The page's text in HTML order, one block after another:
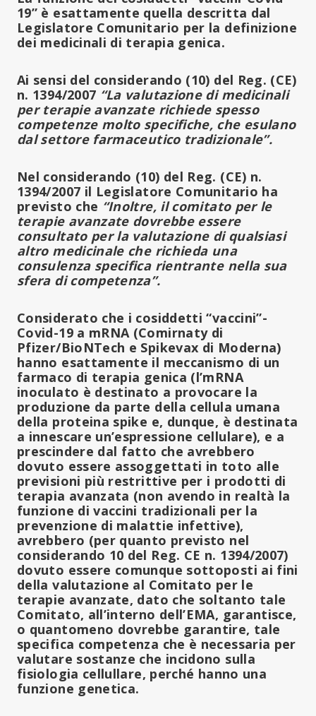
19” è esattamente quella descritta dal
Legislatore Comunitario per la definizione
dei medicinali di terapia genica.
Ai sensi del considerando (10) del Reg. (CE)
n. 1394/2007 “La valutazione di medicinali
per terapie avanzate richiede spesso
competenze molto specifiche, che esulano
dal settore farmaceutico tradizionale”.
Nel considerando (10) del Reg. (CE) n.
1394/2007 il Legislatore Comunitario ha
previsto che “Inoltre, il comitato per le
terapie avanzate dovrebbe essere
consultato per la valutazione di qualsiasi
altro medicinale che richieda una
consulenza specifica rientrante nella sua
sfera di competenza”.
Considerato che i cosiddetti “vaccini”-
Covid-19 a mRNA (Comirnaty di
Pfizer/BioNTech e Spikevax di Moderna)
hanno esattamente il meccanismo di un
farmaco di terapia genica (l’mRNA
inoculato è destinato a provocare la
produzione da parte della cellula umana
della proteina spike e, dunque, è destinata
a innescare un’espressione cellulare), e a
prescindere dal fatto che avrebbero
dovuto essere assoggettati in toto alle
previsioni più restrittive per i prodotti di
terapia avanzata (non avendo in realtà la
funzione di vaccini tradizionali per la
prevenzione di malattie infettive),
avrebbero (per quanto previsto nel
considerando 10 del Reg. CE n. 1394/2007)
dovuto essere comunque sottoposti ai fini
della valutazione al Comitato per le
terapie avanzate, dato che soltanto tale
Comitato, all’interno dell’EMA, garantisce,
o quantomeno dovrebbe garantire, tale
specifica competenza che è necessaria per
valutare sostanze che incidono sulla
fisiologia cellullare, perché hanno una
funzione genetica.